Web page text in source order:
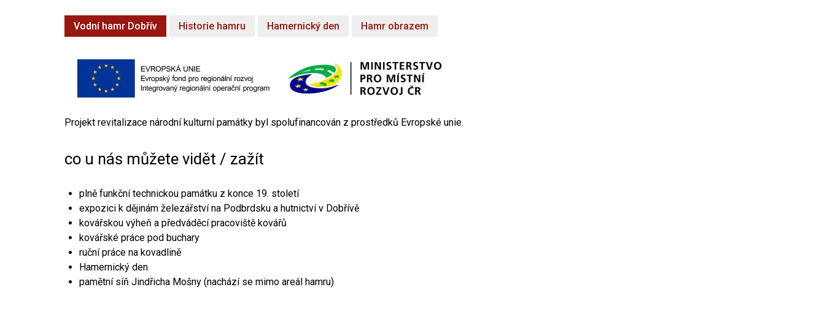
Vodní hamr Dobřív Historie hamru Hamernický den Hamr obrazem
Projekt revitalizace národní kulturní památky byl spolufinancován z prostředků Evropské unie.
co u nás můžete vidět / zažít
plně funkční technickou památku z konce 19. století
expozici k dějinám železářství na Podbrdsku a hutnictví v Dobřívě
kovářskou výheň a předváděcí pracoviště kovářů
kovářské práce pod buchary
ruční práce na kovadlině
Hamernický den
pamětní síň Jindřicha Mošny (nachází se mimo areál hamru)